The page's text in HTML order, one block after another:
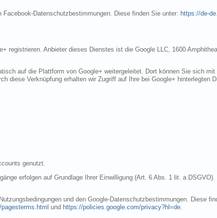
Datenschutzbestimmungen. Diese finden Sie unter: https://de-
registrieren. Anbieter dieses Dienstes ist die Google LLC, 1600
auf die Plattform von Google+ weitergeleitet. Dort können Sie sich
diese Verknüpfung erhalten wir Zugriff auf Ihre bei Google+ hinterlegten
genutzt.
erfolgen auf Grundlage Ihrer Einwilligung (Art. 6 Abs. 1 lit. a
und den Google-Datenschutzbestimmungen. Diese
und https://policies.google.com/privacy?hl=de.